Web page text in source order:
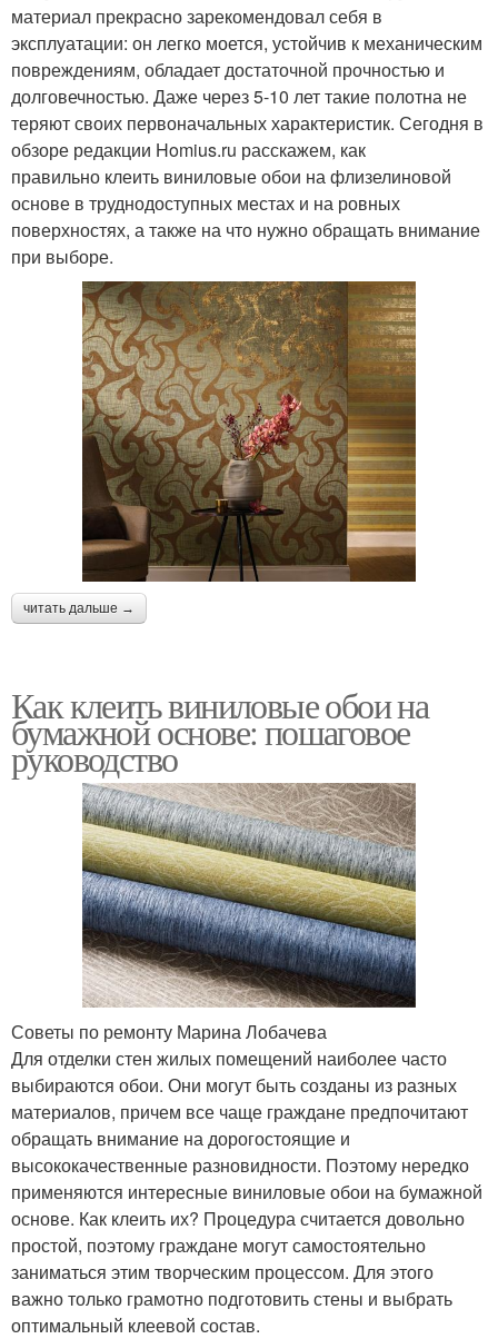
материал прекрасно зарекомендовал себя в
эксплуатации: он легко моется, устойчив к механическим
повреждениям, обладает достаточной прочностью и
долговечностью. Даже через 5-10 лет такие полотна не
теряют своих первоначальных характеристик. Сегодня в
обзоре редакции Homius.ru расскажем, как
правильно клеить виниловые обои на флизелиновой
основе в труднодоступных местах и на ровных
поверхностях, а также на что нужно обращать внимание
при выборе.
читать дальше →
Как клеить виниловые обои на
бумажной основе: пошаговое
руководство
Советы по ремонту Марина Лобачева
Для отделки стен жилых помещений наиболее часто
выбираются обои. Они могут быть созданы из разных
материалов, причем все чаще граждане предпочитают
обращать внимание на дорогостоящие и
высококачественные разновидности. Поэтому нередко
применяются интересные виниловые обои на бумажной
основе. Как клеить их? Процедура считается довольно
простой, поэтому граждане могут самостоятельно
заниматься этим творческим процессом. Для этого
важно только грамотно подготовить стены и выбрать
оптимальный клеевой состав.